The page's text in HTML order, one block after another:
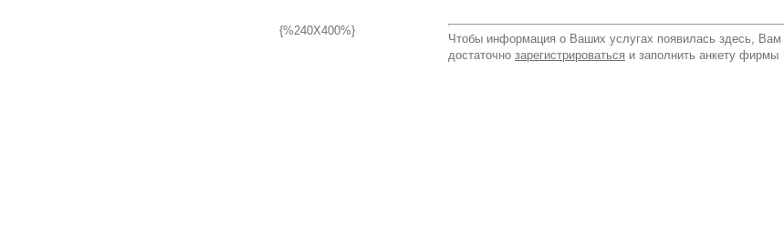
{%240X400%}
Чтобы информация о Ваших услугах появилась здесь, Вам
достаточно зарегистрироваться и заполнить анкету фирмы